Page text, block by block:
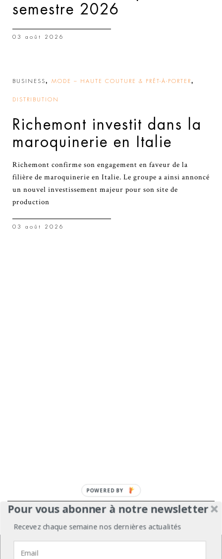
semestre 2026
03 août 2026
BUSINESS, MODE – HAUTE COUTURE & PRÊT-À-PORTER,
DISTRIBUTION
Richemont investit dans la
maroquinerie en Italie
Richemont confirme son engagement en faveur de la
filière de maroquinerie en Italie. Le groupe a ainsi annoncé
un nouvel investissement majeur pour son site de
production
03 août 2026
Annonceurs Partenariats Les Experts
Pour vous abonner à notre newsletter
Recevez chaque semaine nos dernières actualités